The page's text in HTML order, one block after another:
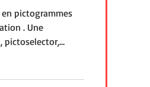
pictogrammes
. Une
pictoselector,